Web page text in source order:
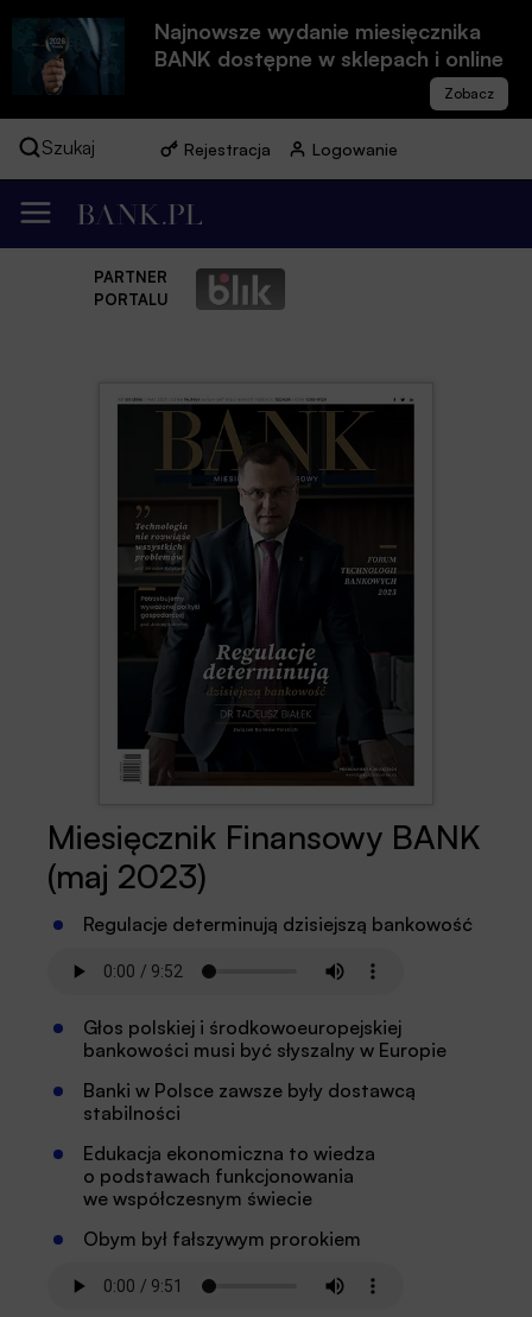
Najnowsze wydanie miesięcznika
BANK dostępne w sklepach i online
Szukaj Rejestracja Logowanie
PARTNER
PORTALU
Miesięcznik Finansowy BANK
(maj 2023)
Regulacje determinują dzisiejszą bankowość
Głos polskiej i środkowoeuropejskiej
bankowości musi być słyszalny w Europie
Banki w Polsce zawsze były dostawcą
stabilności
Edukacja ekonomiczna to wiedza
o podstawach funkcjonowania
we współczesnym świecie
Obym był fałszywym prorokiem